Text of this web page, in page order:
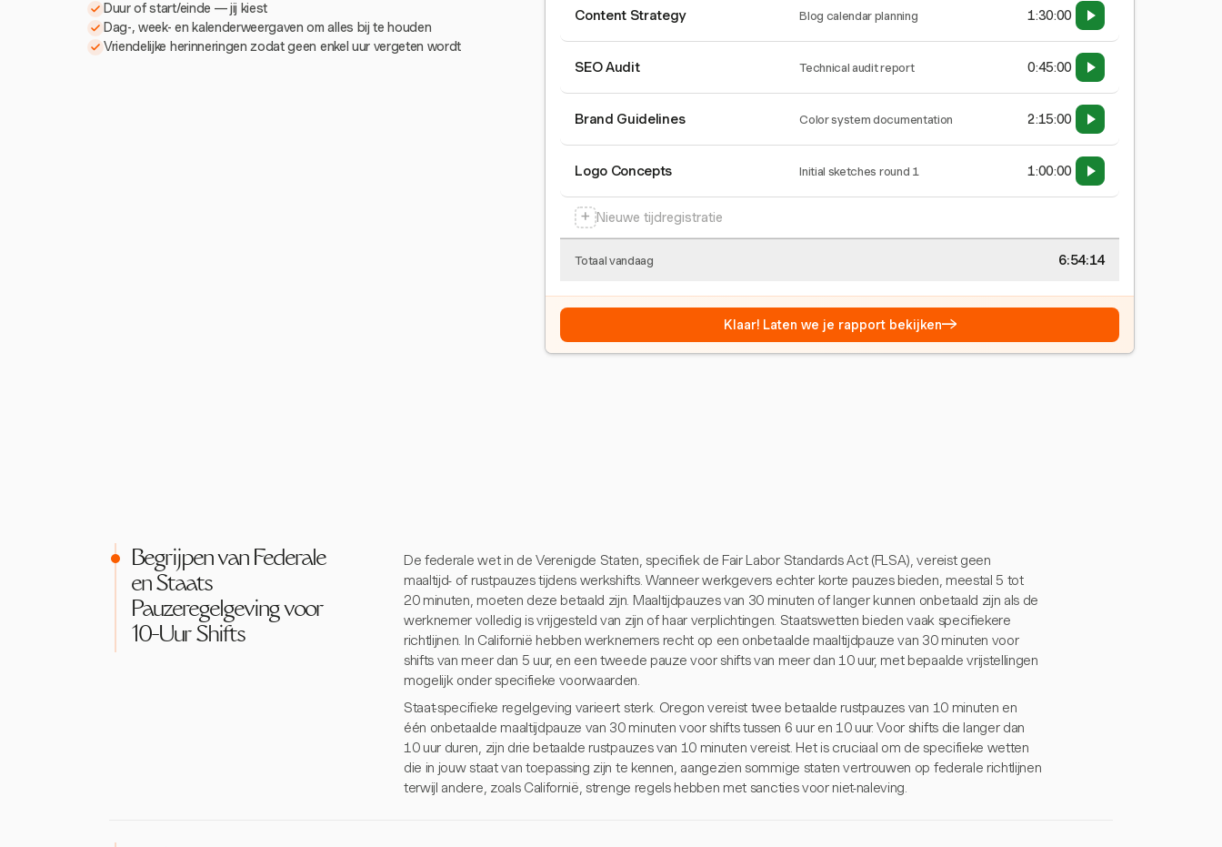
Duur of start/einde — jij kiest
Dag-, week- en kalenderweergaven om alles bij te houden
Vriendelijke herinneringen zodat geen enkel uur vergeten wordt
Content Strategy Blog calendar planning 1:30:00
SEO Audit Technical audit report 0:45:00
Brand Guidelines Color system documentation 2:15:00
Logo Concepts Initial sketches round 1 1:00:00
+ Nieuwe tijdregistratie
Totaal vandaag 6:54:15
Klaar! Laten we je rapport bekijken→
Begrijpen van Federale
en Staats
Pauzeregelgeving voor
10-Uur Shifts
De federale wet in de Verenigde Staten, specifiek de Fair Labor Standards Act (FLSA), vereist geen
maaltijd- of rustpauzes tijdens werkshifts. Wanneer werkgevers echter korte pauzes bieden, meestal 5 tot
20 minuten, moeten deze betaald zijn. Maaltijdpauzes van 30 minuten of langer kunnen onbetaald zijn als de
werknemer volledig is vrijgesteld van zijn of haar verplichtingen. Staatswetten bieden vaak specifiekere
richtlijnen. In Californië hebben werknemers recht op een onbetaalde maaltijdpauze van 30 minuten voor
shifts van meer dan 5 uur, en een tweede pauze voor shifts van meer dan 10 uur, met bepaalde vrijstellingen
mogelijk onder specifieke voorwaarden.
Staat-specifieke regelgeving varieert sterk. Oregon vereist twee betaalde rustpauzes van 10 minuten en
één onbetaalde maaltijdpauze van 30 minuten voor shifts tussen 6 uur en 10 uur. Voor shifts die langer dan
10 uur duren, zijn drie betaalde rustpauzes van 10 minuten vereist. Het is cruciaal om de specifieke wetten
die in jouw staat van toepassing zijn te kennen, aangezien sommige staten vertrouwen op federale richtlijnen
terwijl andere, zoals Californië, strenge regels hebben met sancties voor niet-naleving.